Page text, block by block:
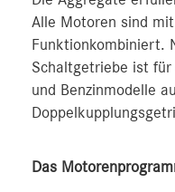
Alle Motoren sind
Funktionkombiniert.
Schaltgetriebe ist
und Benzinmodelle
Das